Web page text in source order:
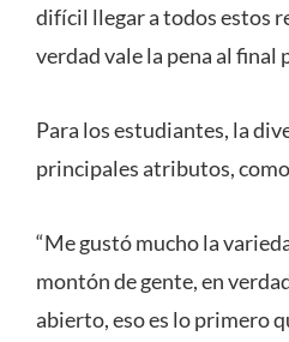
difícil llegar a todos estos
verdad vale la pena al final
Para los estudiantes, la
principales atributos,
“Me gustó mucho la
montón de gente, en
abierto, eso es lo primero